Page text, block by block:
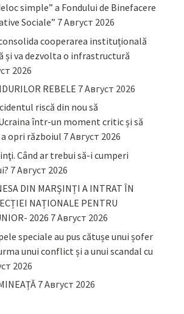
simple” a Fondului de Binefacere
Sociale” 7 Август 2026
cooperarea instituțională
va dezvolta o infrastructură
2026
REBELE 7 Август 2026
riscă din nou să
într-un moment critic și să
a opri războiul 7 Август 2026
Când ar trebui să-i cumperi
7 Август 2026
DIN MARȘINȚI A INTRAT ÎN
NAȚIONALE PENTRU
2026 7 Август 2026
speciale au pus cătușe unui șofer
unui conflict și a unui scandal cu
2026
7 Август 2026